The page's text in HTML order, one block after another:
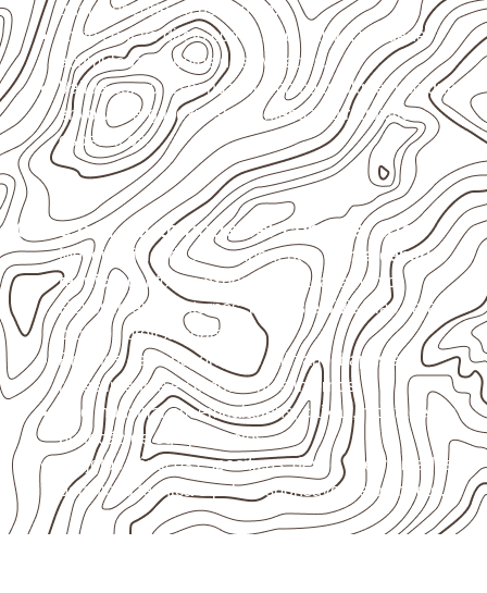
qualquer corte ou usinagem.
Evite contato direto com o solo, chuva, umidade
acumulada e apoios desnivelados.
Valide com o responsável técnico qualquer uso que
envolva carga, exposição intensa ou requisitos
específicos.
Onde o produto pode ser considerado
Móveis, divisórias e componentes de
marcenaria
técnica
, conforme exposição e acabamento.
Revestimentos internos, painéis e divisórias para
projetos profissionais.
Projetos de transporte que utilizam chapas em
revestimentos e componentes internos.
Uso industrial em embalagens, caixas, montagem e
proteção de equipamentos.
Projetos náuticos específicos, desde que validados
pela ficha técnica e pelo responsável pelo projeto.